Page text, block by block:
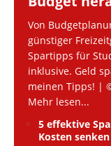
Von
günstiger
Spartipps für
inklusive. Geld
meinen Tipps! |
Mehr lesen...
5 effektive
Kosten